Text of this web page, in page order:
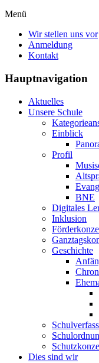
Menü
Wir stellen uns vor
Anmeldung
Kontakt
Hauptnavigation
Aktuelles
Unsere Schule
Einblick
Profil
BNE
Digitales
Inklusion
Geschichte
Dies sind wir